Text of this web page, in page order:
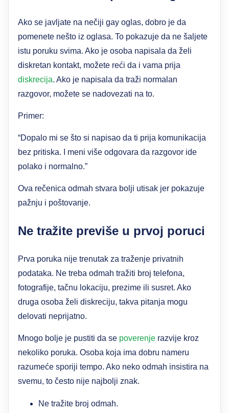
Ako se javljate na nečiji gay oglas, dobro je da
pomenete nešto iz oglasa. To pokazuje da ne šaljete
istu poruku svima. Ako je osoba napisala da želi
diskretan kontakt, možete reći da i vama prija
diskrecija. Ako je napisala da traži normalan
razgovor, možete se nadovezati na to.
Primer:
“Dopalo mi se što si napisao da ti prija komunikacija
bez pritiska. I meni više odgovara da razgovor ide
polako i normalno.”
Ova rečenica odmah stvara bolji utisak jer pokazuje
pažnju i poštovanje.
Ne tražite previše u prvoj poruci
Prva poruka nije trenutak za traženje privatnih
podataka. Ne treba odmah tražiti broj telefona,
fotografije, tačnu lokaciju, prezime ili susret. Ako
druga osoba želi diskreciju, takva pitanja mogu
delovati neprijatno.
Mnogo bolje je pustiti da se poverenje razvije kroz
nekoliko poruka. Osoba koja ima dobru nameru
razumeće sporiji tempo. Ako neko odmah insistira na
svemu, to često nije najbolji znak.
Ne tražite broj odmah.